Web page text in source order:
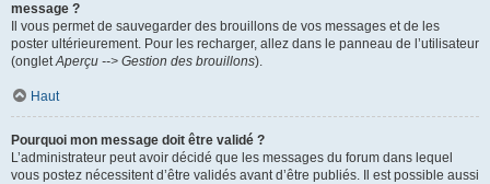
message ?
Il vous permet de sauvegarder des brouillons de vos messages et de les
poster ultérieurement. Pour les recharger, allez dans le panneau de l’utilisateur
(ongletAperçu --> Gestion des brouillons).
Haut
Pourquoi mon message doit être validé ?
L’administrateur peut avoir décidé que les messages du forum dans lequel
vous postez nécessitent d’être validés avant d’être publiés. Il est possible aussi